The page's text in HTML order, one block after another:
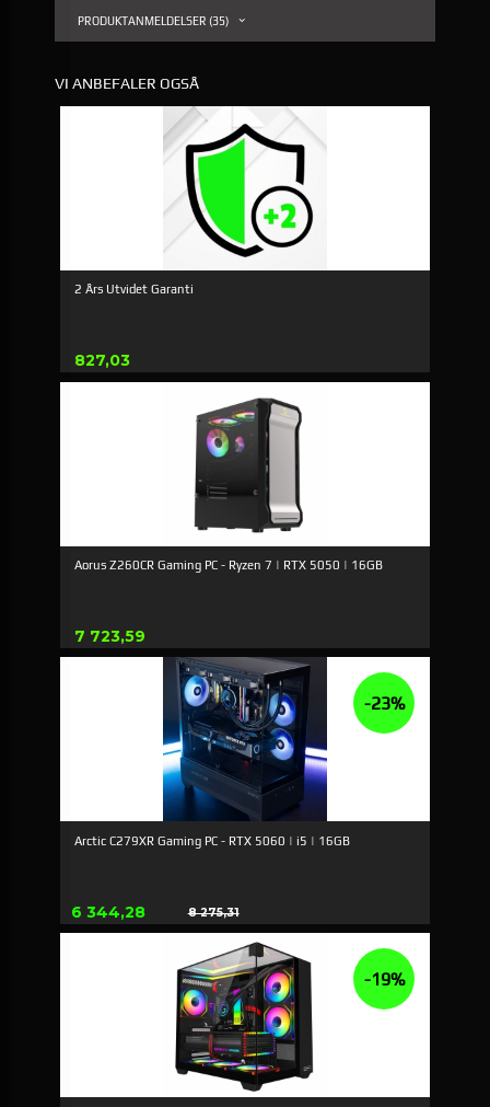
PRODUKTANMELDELSER (35)
VI ANBEFALER OGSÅ
2 Års Utvidet Garanti
Pris
827,03
Aorus Z260CR Gaming PC - Ryzen 7 | RTX 5050 | 16GB
Pris
7 723,59
Arctic C279XR Gaming PC - RTX 5060 | i5 | 16GB
Tilbud
6 344,28 8 275,31
Rabat
-23%
-19%